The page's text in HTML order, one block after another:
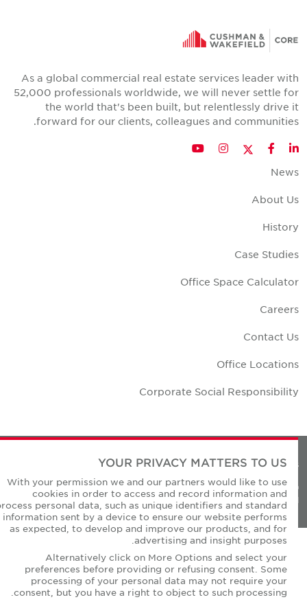
As a global commercial real estate services leader with
52,000 professionals worldwide, we will never settle for
the world that's been built, but relentlessly drive it
forward for our clients, colleagues and communities.
LinkedIn
Facebook
Twitter
Instagram
YouTube
News
About Us
History
Case Studies
Office Space Calculator
Careers
Contact Us
Office Locations
Corporate Social Responsibility
Privacy Policies
© Copyright Cushman & Wakefield Core 2026.
All Rights Reserved.
YOUR PRIVACY MATTERS TO US
With your permission we and our partners would like to use
cookies in order to access and record information and
process personal data, such as unique identifiers and standard
information sent by a device to ensure our website performs
as expected, to develop and improve our products, and for
advertising and insight purposes.
Alternatively click on More Options and select your
preferences before providing or refusing consent. Some
processing of your personal data may not require your
consent, but you have a right to object to such processing.